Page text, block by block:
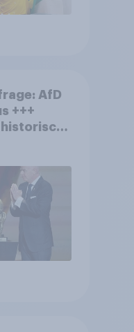
AfD
+++
historisch